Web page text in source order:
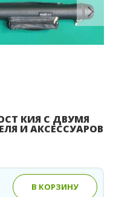
КИЯ С ДВУМЯ
И АКСЕССУАРОВ
В КОРЗИНУ